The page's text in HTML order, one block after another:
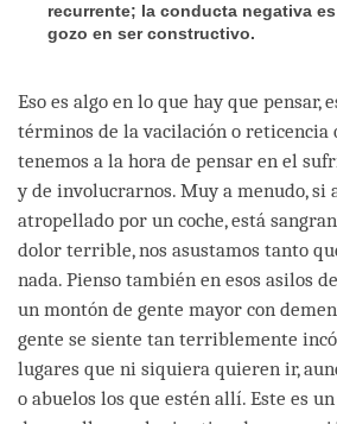
recurrente; la conducta negativa
gozo en ser constructivo.
Eso es algo en lo que hay que pensar,
términos de la vacilación o reticencia
tenemos a la hora de pensar en el
y de involucrarnos. Muy a menudo, si
atropellado por un coche, está
dolor terrible, nos asustamos tanto
nada. Pienso también en esos asilos
un montón de gente mayor con
gente se siente tan terriblemente
lugares que ni siquiera quieren ir,
o abuelos los que estén allí. Este es